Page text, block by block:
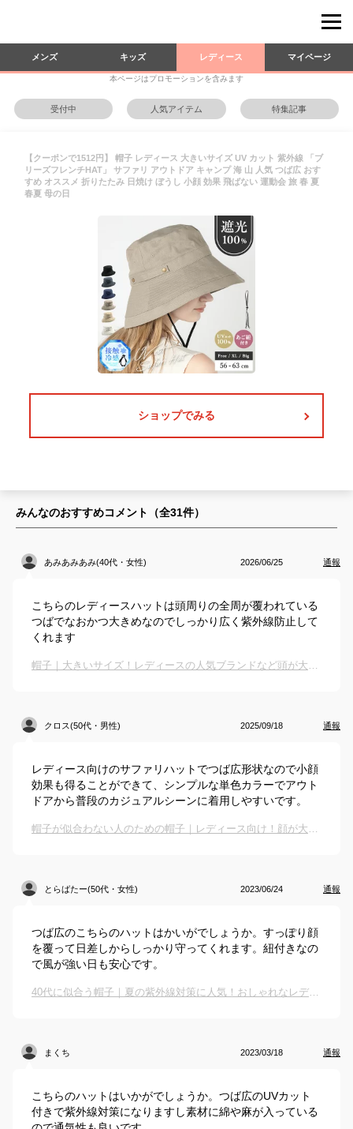
メンズ キッズ レディース マイページ
本ページはプロモーションを含みます
受付中 人気アイテム 特集記事
【クーポンで1512円】 帽子 レディース 大きいサイズ UV カット 紫外線 「ブ
リーズフレンチHAT」 サファリ アウトドア キャンプ 海 山 人気 つば広 おす
すめ オススメ 折りたたみ 日焼け ぼうし 小顔 効果 飛ばない 運動会 旅 春 夏
春夏 母の日
ショップでみる
みんなのおすすめコメント（全31件）
あみあみあみ(40代・女性) 2026/06/25 通報
こちらのレディースハットは頭周りの全周が覆われている
つばでなおかつ大きめなのでしっかり広く紫外線防止して
くれます
帽子｜大きいサイズ！レディースの人気ブランドなど頭が大きい人に似合う日除けハットのおすすめは？
クロス(50代・男性) 2025/09/18 通報
レディース向けのサファリハットでつば広形状なので小顔
効果も得ることができて、シンプルな単色カラーでアウト
ドアから普段のカジュアルシーンに着用しやすいです。
帽子が似合わない人のための帽子｜レディース向け！顔が大きい人におすすめのハットは？
とらばたー(50代・女性) 2023/06/24 通報
つば広のこちらのハットはかいがでしょうか。すっぽり顔
を覆って日差しからしっかり守ってくれます。紐付きなの
で風が強い日も安心です。
40代に似合う帽子｜夏の紫外線対策に人気！おしゃれなレディースハットのおすすめは？
まくち 2023/03/18 通報
こちらのハットはいかがでしょうか。つば広のUVカット
付きで紫外線対策になりますし素材に綿や麻が入っている